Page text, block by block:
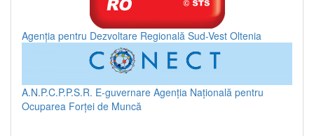
Agenția pentru Dezvoltare Regională Sud-Vest Oltenia
A.N.P.C.P.P.S.R. E-guvernare Agenția Națională pentru
Ocuparea Forței de Muncă